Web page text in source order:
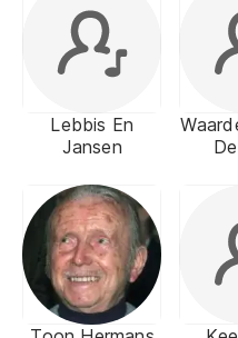
Lebbis En
Jansen